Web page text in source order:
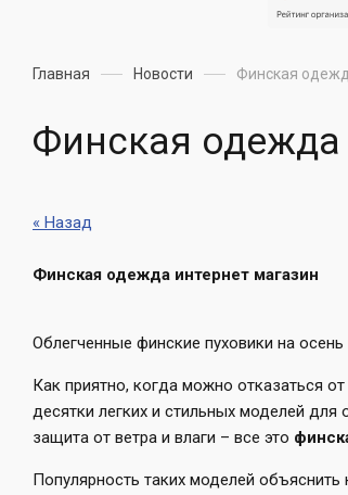
Главная Новости Финская
Финская одежда
« Назад
Финская одежда интернет магазин
Облегченные финские пуховики на осень
Как приятно, когда можно отказаться
десятки легких и стильных моделей
защита от ветра и влаги – все это
Популярность таких моделей